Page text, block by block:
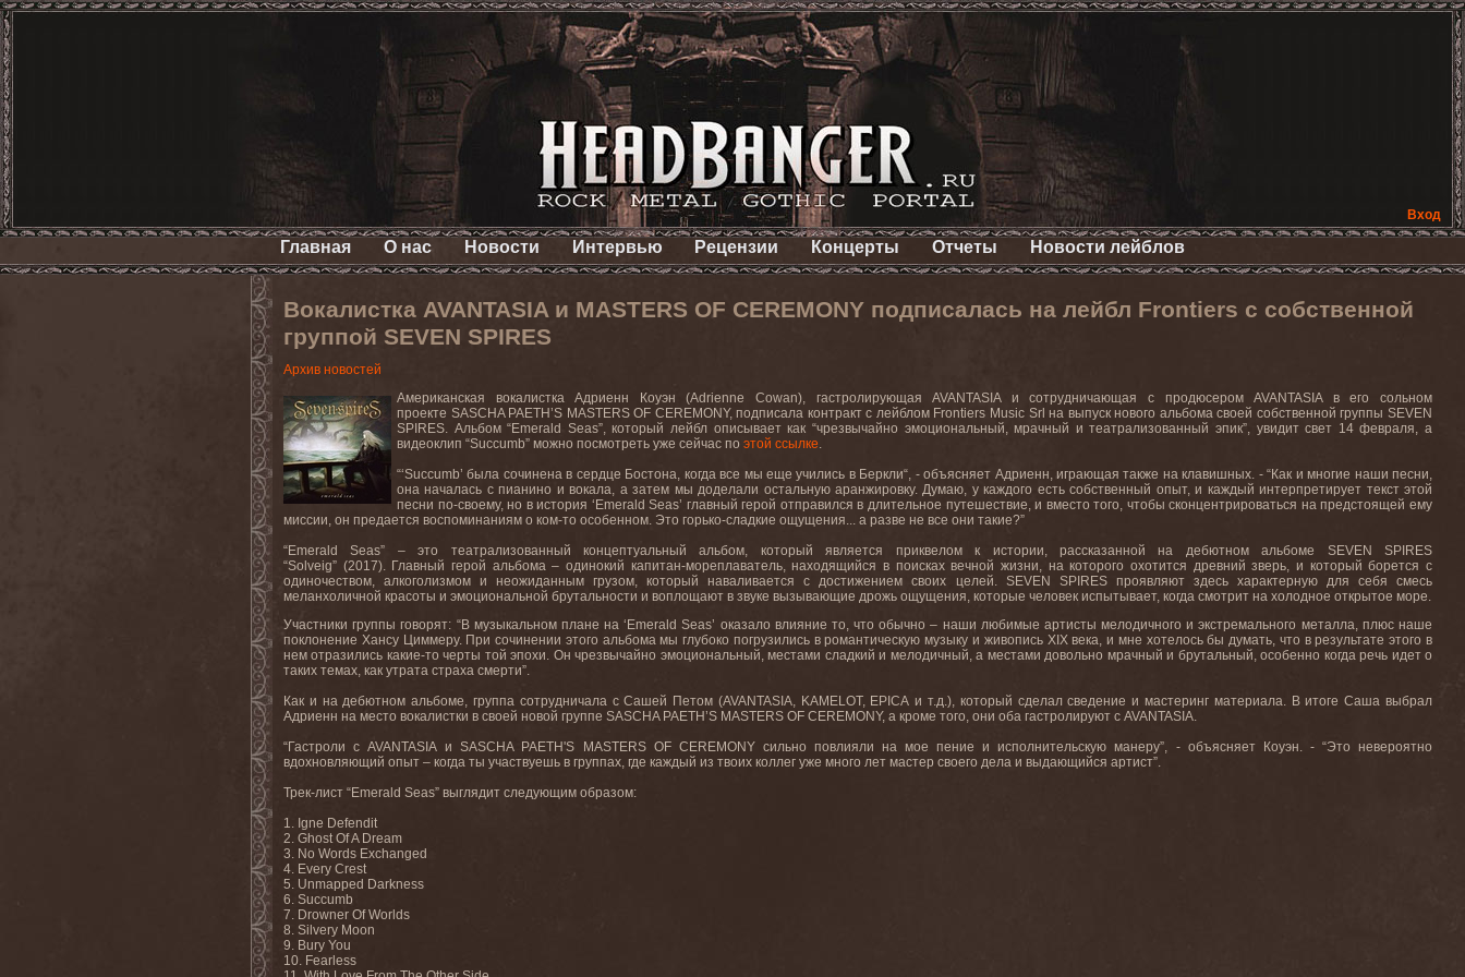
Вход
Главная О нас Новости Интервью Рецензии Концерты Отчеты Новости лейблов
Вокалистка AVANTASIA и MASTERS OF CEREMONY подписалась на лейбл Frontiers с собственной
группой SEVEN SPIRES
Архив новостей
Американская вокалистка Адриенн Коуэн (Adrienne Cowan), гастролирующая AVANTASIA и сотрудничающая с продюсером AVANTASIA в его сольном
проекте SASCHA PAETH’S MASTERS OF CEREMONY, подписала контракт с лейблом Frontiers Music Srl на выпуск нового альбома своей собственной группы SEVEN
SPIRES. Альбом “Emerald Seas”, который лейбл описывает как “чрезвычайно эмоциональный, мрачный и театрализованный эпик”, увидит свет 14 февраля, а
видеоклип “Succumb” можно посмотреть уже сейчас по этой ссылке.
“‘Succumb’ была сочинена в сердце Бостона, когда все мы еще учились в Беркли“, - объясняет Адриенн, играющая также на клавишных. - “Как и многие наши песни,
она началась с пианино и вокала, а затем мы доделали остальную аранжировку. Думаю, у каждого есть собственный опыт, и каждый интерпретирует текст этой
песни по-своему, но в история ‘Emerald Seas’ главный герой отправился в длительное путешествие, и вместо того, чтобы сконцентрироваться на предстоящей ему
миссии, он предается воспоминаниям о ком-то особенном. Это горько-сладкие ощущения... а разве не все они такие?”
“Emerald Seas” – это театрализованный концептуальный альбом, который является приквелом к истории, рассказанной на дебютном альбоме SEVEN SPIRES
“Solveig” (2017). Главный герой альбома – одинокий капитан-мореплаватель, находящийся в поисках вечной жизни, на которого охотится древний зверь, и который борется с
одиночеством, алкоголизмом и неожиданным грузом, который наваливается с достижением своих целей. SEVEN SPIRES проявляют здесь характерную для себя смесь
меланхоличной красоты и эмоциональной брутальности и воплощают в звуке вызывающие дрожь ощущения, которые человек испытывает, когда смотрит на холодное открытое море.
Участники группы говорят: “В музыкальном плане на ‘Emerald Seas’ оказало влияние то, что обычно – наши любимые артисты мелодичного и экстремального металла, плюс наше
поклонение Хансу Циммеру. При сочинении этого альбома мы глубоко погрузились в романтическую музыку и живопись XIX века, и мне хотелось бы думать, что в результате этого в
нем отразились какие-то черты той эпохи. Он чрезвычайно эмоциональный, местами сладкий и мелодичный, а местами довольно мрачный и брутальный, особенно когда речь идет о
таких темах, как утрата страха смерти”.
Как и на дебютном альбоме, группа сотрудничала с Сашей Петом (AVANTASIA, KAMELOT, EPICA и т.д.), который сделал сведение и мастеринг материала. В итоге Саша выбрал
Адриенн на место вокалистки в своей новой группе SASCHA PAETH’S MASTERS OF CEREMONY, а кроме того, они оба гастролируют с AVANTASIA.
“Гастроли с AVANTASIA и SASCHA PAETH'S MASTERS OF CEREMONY сильно повлияли на мое пение и исполнительскую манеру”, - объясняет Коуэн. - “Это невероятно
вдохновляющий опыт – когда ты участвуешь в группах, где каждый из твоих коллег уже много лет мастер своего дела и выдающийся артист”.
Трек-лист “Emerald Seas” выглядит следующим образом:
1. Igne Defendit
2. Ghost Of A Dream
3. No Words Exchanged
4. Every Crest
5. Unmapped Darkness
6. Succumb
7. Drowner Of Worlds
8. Silvery Moon
9. Bury You
10. Fearless